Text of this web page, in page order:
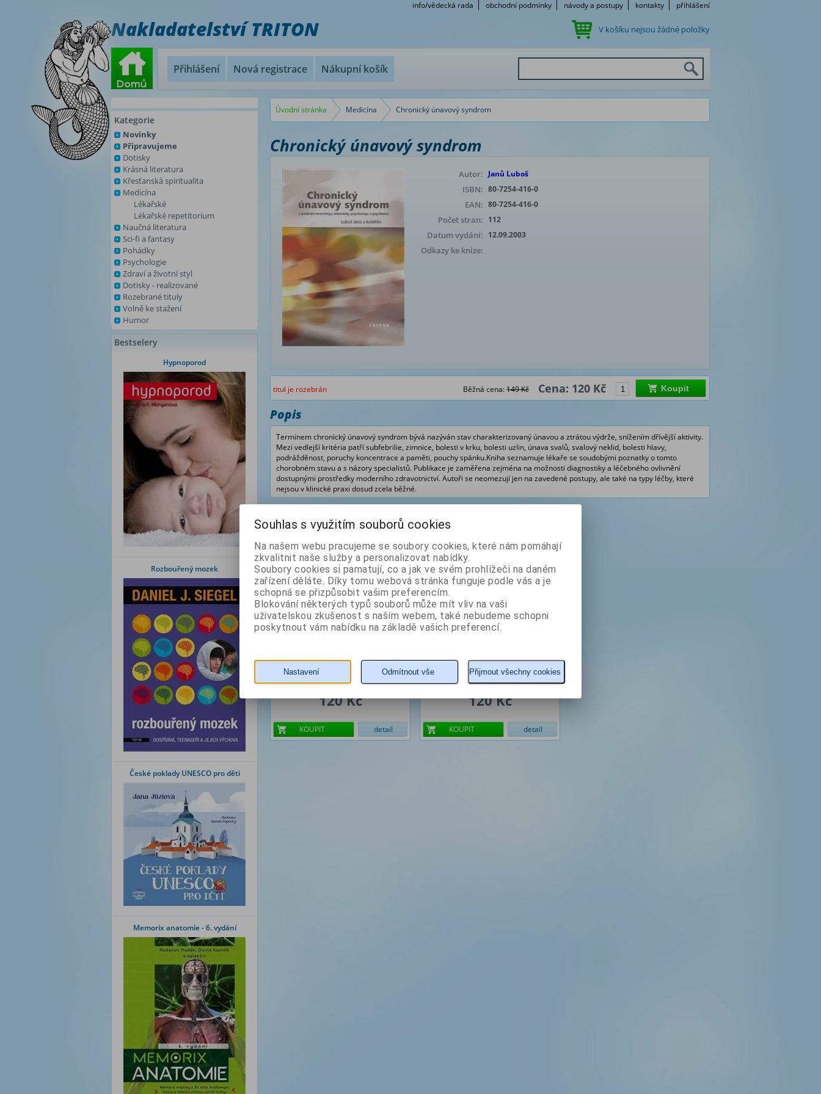
info/vědecká rada obchodní podmínky návody a postupy kontakty přihlášení
Nakladatelství TRITON V košíku nejsou žádné položky
Přihlášení Nová registrace Nákupní košík
Kategorie
Novinky
Připravujeme
Dotisky
Krásná literatura
Křesťanská spiritualita
Medicína
Lékařské
Lékařské repetitorium
Naučná literatura
Sci-fi a fantasy
Pohádky
Psychologie
Zdraví a životní styl
Dotisky - realizované
Rozebrané tituly
Volně ke stažení
Humor
Bestselery
Hypnoporod
Rozbouřený mozek
České poklady UNESCO pro děti
Memorix anatomie - 6. vydání
Úvodní stránka Medicína Chronický únavový syndrom
Chronický únavový syndrom
Autor: Janů Luboš
ISBN: 80-7254-416-0
EAN: 80-7254-416-0
Počet stran: 112
Datum vydání: 12.09.2003
Odkazy ke knize:
titul je rozebrán Běžná cena:149 Kč Cena: 120 Kč Koupit
Popis
Termínem chronický únavový syndrom bývá nazýván stav charakterizovaný únavou a ztrátou výdrže, snížením dřívější aktivity.
Mezi vedlejší kritéria patří subfebrilie, zimnice, bolesti v krku, bolesti uzlin, únava svalů, svalový neklid, bolesti hlavy,
podrážděnost, poruchy koncentrace a paměti, pouchy spánku.Kniha seznamuje lékaře se soudobými poznatky o tomto
chorobném stavu a s názory specialistů. Publikace je zaměřena zejména na možnosti diagnostiky a léčebného ovlivnění
dostupnými prostředky moderního zdravotnictví. Autoři se neomezují jen na zavedené postupy, ale také na typy léčby, které
nejsou v klinické praxi dosud zcela běžné.
Z naší nabídky vám doporučujeme
Chronická únava 2.
Autor: Kačinetzová Alena
120 Kč
KOUPIT detail
Chronická únava 1.
Autor: Poněšický Jan
120 Kč
KOUPIT detail
Souhlas s využitím souborů cookies
Na našem webu pracujeme se soubory cookies, které nám pomáhají
zkvalitnit naše služby a personalizovat nabídky.
Soubory cookies si pamatují, co a jak ve svém prohlížeči na daném
zařízení děláte. Díky tomu webová stránka funguje podle vás a je
schopná se přizpůsobit vašim preferencím.
Blokování některých typů souborů může mít vliv na vaši
uživatelskou zkušenost s naším webem, také nebudeme schopni
poskytnout vám nabídku na základě vašich preferencí.
Nastavení Odmítnout vše Přijmout všechny cookies